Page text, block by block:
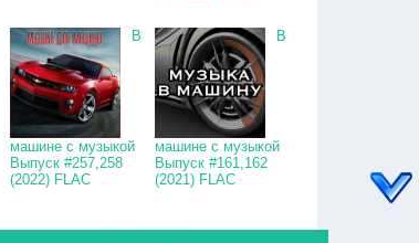
В
машине с музыкой
Выпуск #257,258
(2022) FLAC
В
машине с музыкой
Выпуск #161,162
(2021) FLAC